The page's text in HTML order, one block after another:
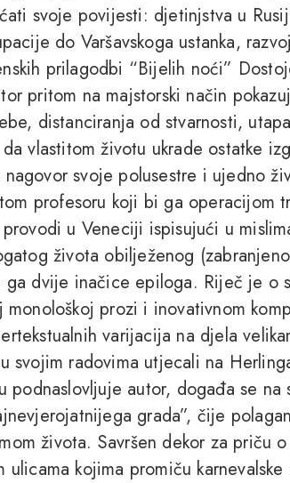
svoje povijesti: djetinjstva u
do Varšavskoga ustanka,
prilagodbi “Bijelih noći”
pritom na majstorski način
distanciranja od stvarnosti,
vlastitom životu ukrade ostatke
nagovor svoje polusestre i ujedno
profesoru koji bi ga operacijom
u Veneciji ispisujući u
života obilježenog
ga dvije inačice epiloga. Riječ je o
prozi i inovativnom
varijacija na djela
svojim radovima utjecali na
podnaslovljuje autor, događa se
grada”, čije
života. Savršen dekor za priču
ulicama kojima promiču karnevalske